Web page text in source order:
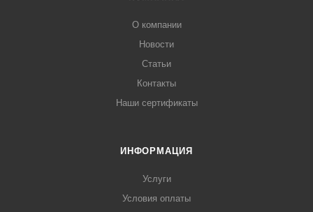
О компании
Новости
Статьи
Контакты
Наши сертификаты
ИНФОРМАЦИЯ
Услуги
Условия оплаты